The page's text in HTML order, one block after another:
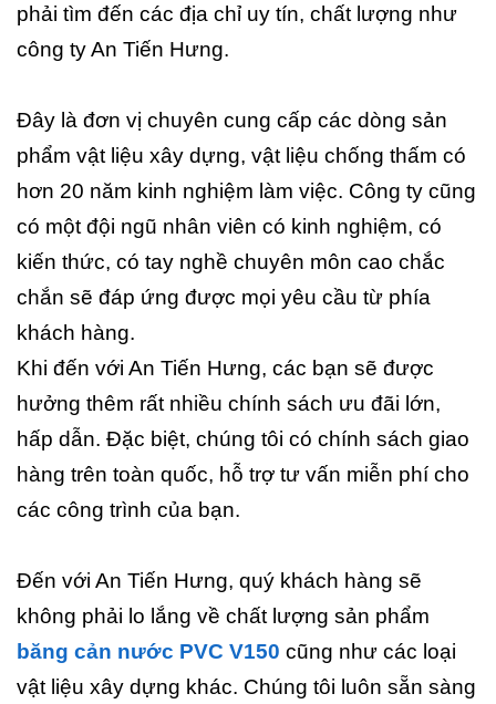
phải tìm đến các địa chỉ uy tín, chất lượng như
công ty An Tiến Hưng.
Đây là đơn vị chuyên cung cấp các dòng sản
phẩm vật liệu xây dựng, vật liệu chống thấm có
hơn 20 năm kinh nghiệm làm việc. Công ty cũng
có một đội ngũ nhân viên có kinh nghiệm, có
kiến thức, có tay nghề chuyên môn cao chắc
chắn sẽ đáp ứng được mọi yêu cầu từ phía
khách hàng.
Khi đến với An Tiến Hưng, các bạn sẽ được
hưởng thêm rất nhiều chính sách ưu đãi lớn,
hấp dẫn. Đặc biệt, chúng tôi có chính sách giao
hàng trên toàn quốc, hỗ trợ tư vấn miễn phí cho
các công trình của bạn.
Đến với An Tiến Hưng, quý khách hàng sẽ
không phải lo lắng về chất lượng sản phẩm
băng cản nước PVC V150 cũng như các loại
vật liệu xây dựng khác. Chúng tôi luôn sẵn sàng